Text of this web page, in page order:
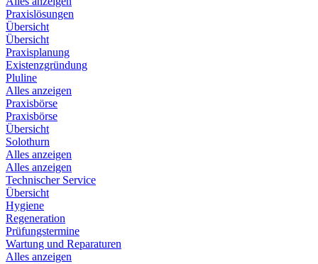
Praxislösungen
Übersicht
Übersicht
Praxisplanung
Existenzgründung
Pluline
Alles anzeigen
Praxisbörse
Praxisbörse
Übersicht
Solothurn
Alles anzeigen
Alles anzeigen
Technischer Service
Übersicht
Hygiene
Regeneration
Prüfungstermine
Wartung und Reparaturen
Alles anzeigen